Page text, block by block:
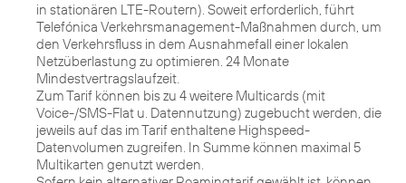
in stationären LTE-Routern). Soweit erforderlich, führt
Telefónica Verkehrsmanagement-Maßnahmen durch, um
den Verkehrsfluss in dem Ausnahmefall einer lokalen
Netzüberlastung zu optimieren. 24 Monate
Mindestvertragslaufzeit.
Zum Tarif können bis zu 4 weitere Multicards (mit
Voice-/SMS-Flat u. Datennutzung) zugebucht werden, die
jeweils auf das im Tarif enthaltene Highspeed-
Datenvolumen zugreifen. In Summe können maximal 5
Multikarten genutzt werden.